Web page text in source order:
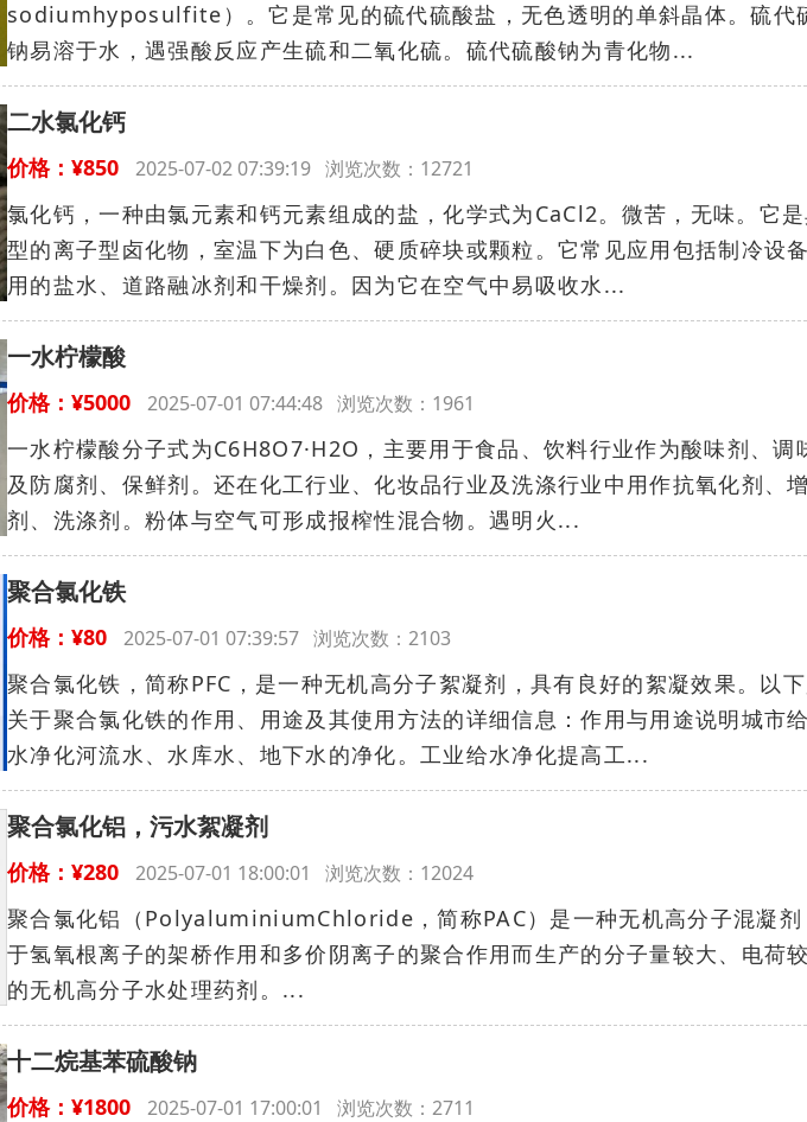
sodiumhyposulfite）。它是常见的硫代硫酸盐，无色透明的单斜晶体。硫代
钠易溶于水，遇强酸反应产生硫和二氧化硫。硫代硫酸钠为青化物...
二水氯化钙
价格：¥850 2025-07-02 07:39:19 浏览次数：12721
氯化钙，一种由氯元素和钙元素组成的盐，化学式为CaCl2。微苦，无味。它
型的离子型卤化物，室温下为白色、硬质碎块或颗粒。它常见应用包括制冷设
用的盐水、道路融冰剂和干燥剂。因为它在空气中易吸收水...
一水柠檬酸
价格：¥5000 2025-07-01 07:44:48 浏览次数：1961
一水柠檬酸分子式为C6H8O7·H2O，主要用于食品、饮料行业作为酸味剂、调
及防腐剂、保鲜剂。还在化工行业、化妆品行业及洗涤行业中用作抗氧化剂、
剂、洗涤剂。粉体与空气可形成报榨性混合物。遇明火...
聚合氯化铁
价格：¥80 2025-07-01 07:39:57 浏览次数：2103
聚合氯化铁，简称PFC，是一种无机高分子絮凝剂，具有良好的絮凝效果。以
关于聚合氯化铁的作用、用途及其使用方法的详细信息：作用与用途说明城市
水净化河流水、水库水、地下水的净化。工业给水净化提高工...
聚合氯化铝，污水絮凝剂
价格：¥280 2025-07-01 18:00:01 浏览次数：12024
聚合氯化铝（PolyaluminiumChloride，简称PAC）是一种无机高分子混凝剂
于氢氧根离子的架桥作用和多价阴离子的聚合作用而生产的分子量较大、电荷
的无机高分子水处理药剂。...
十二烷基苯硫酸钠
价格：¥1800 2025-07-01 17:00:01 浏览次数：2711